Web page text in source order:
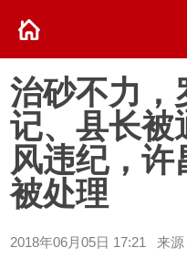
治砂不力，
记、县长被
风违纪，许
被处理
2018年06月05日 17:21 来